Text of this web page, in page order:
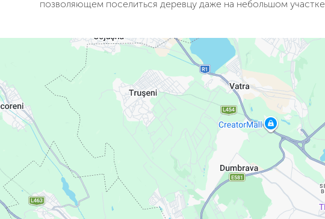
позволяющем поселиться деревцу даже на небольшом участке.